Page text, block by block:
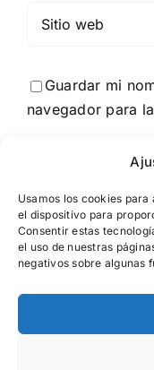
Usamos los cookies
el dispositivo para
Consentir estas
el uso de nuestras
negativos sobre algunas
Guardar mi
navegador para
©2026Tritop